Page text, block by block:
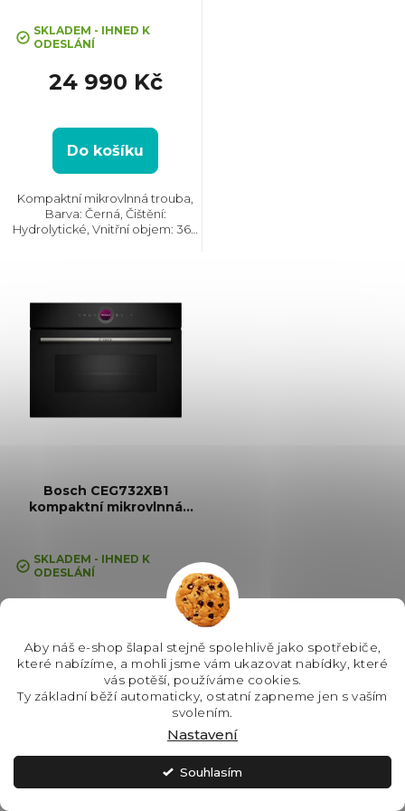
Aby náš e-shop šlapal stejně spolehlivě jako spotřebiče,
které nabízíme, a mohli jsme vám ukazovat nabídky, které
vás potěší, používáme cookies.
Ty základní běží automaticky, ostatní zapneme jen s vaším
svolením.
Nastavení
Souhlasím
o
k
t
hodnocení
5,0
5
hvězdiček.
SKLADEM - IHNED K
ODESLÁNÍ
24 990 Kč
Do košíku
Kompaktní mikrovlnná trouba,
Barva: Černá, Čištění:
Hydrolytické, Vnitřní objem: 36 l,
SoftClose
Bosch CEG732XB1
kompaktní mikrovlnná
SKLADEM - IHNED K
ODESLÁNÍ
Do košíku
Kompaktní mikrovlnná trouba,
Hydrolytické, Vnitřní objem: 36 l,
Max. příkon: 3100 W, Gril ,
Rozměry (VxŠxH):455x594x564